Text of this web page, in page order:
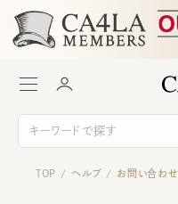
TOP / ヘルプ / お問い合わせ